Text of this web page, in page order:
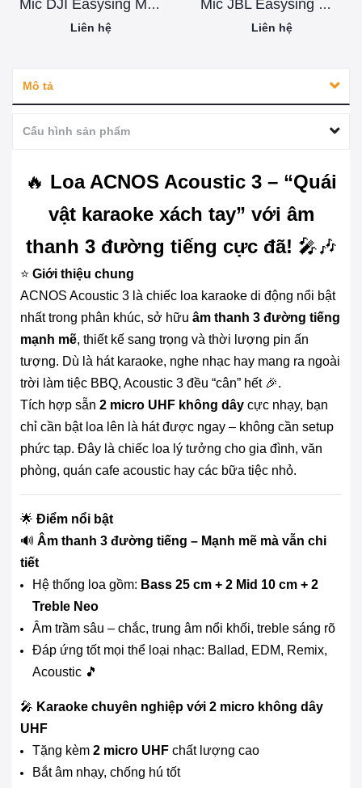
Mic DJI Easysing Mini Duo
Liên hệ
Mic JBL Easysing Mini Chính Hãng
Liên hệ
Mô tả
Cấu hình sản phẩm
🔥 Loa ACNOS Acoustic 3 – “Quái
vật karaoke xách tay” với âm
thanh 3 đường tiếng cực đã! 🎤🎶
⭐ Giới thiệu chung
ACNOS Acoustic 3 là chiếc loa karaoke di động nổi bật
nhất trong phân khúc, sở hữu âm thanh 3 đường tiếng
mạnh mẽ, thiết kế sang trọng và thời lượng pin ấn
tượng. Dù là hát karaoke, nghe nhạc hay mang ra ngoài
trời làm tiệc BBQ, Acoustic 3 đều “cân” hết 🎉.
Tích hợp sẵn 2 micro UHF không dây cực nhạy, bạn
chỉ cần bật loa lên là hát được ngay – không cần setup
phức tạp. Đây là chiếc loa lý tưởng cho gia đình, văn
phòng, quán cafe acoustic hay các bữa tiệc nhỏ.
🌟 Điểm nổi bật
🔊 Âm thanh 3 đường tiếng – Mạnh mẽ mà vẫn chi
tiết
Hệ thống loa gồm: Bass 25 cm + 2 Mid 10 cm + 2
Treble Neo
Âm trầm sâu – chắc, trung âm nổi khối, treble sáng rõ
Đáp ứng tốt mọi thể loại nhạc: Ballad, EDM, Remix,
Acoustic 🎵
🎤 Karaoke chuyên nghiệp với 2 micro không dây
UHF
Tặng kèm 2 micro UHF chất lượng cao
Bắt âm nhạy, chống hú tốt